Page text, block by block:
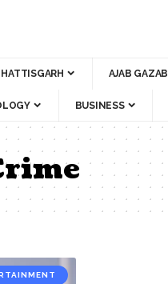
AJAB GAZAB
BUSINESS